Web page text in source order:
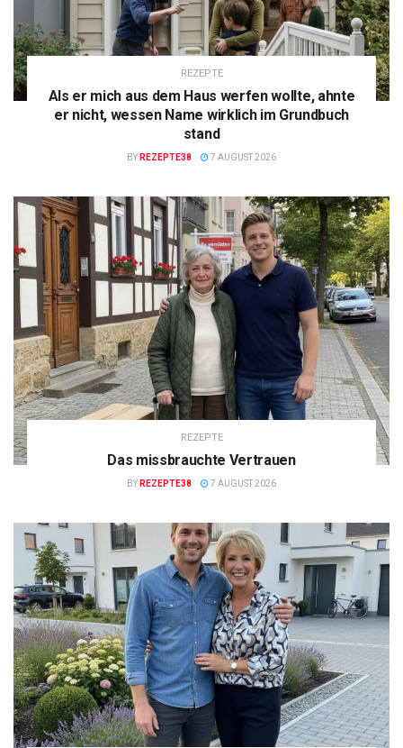
REZEPTE
Als er mich aus dem Haus werfen wollte, ahnte
er nicht, wessen Name wirklich im Grundbuch
stand
BY REZEPTE38 7 AUGUST 2026
REZEPTE
Das missbrauchte Vertrauen
BY REZEPTE38 7 AUGUST 2026